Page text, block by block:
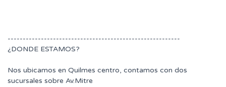
---------------------------------------------------------
¿DONDE ESTAMOS?
Nos ubicamos en Quilmes centro, contamos con dos
sucursales sobre Av.Mitre